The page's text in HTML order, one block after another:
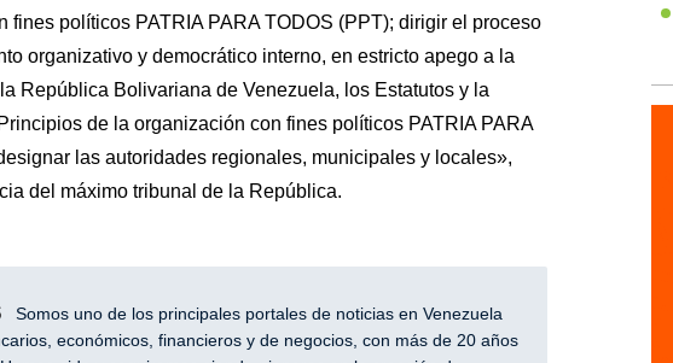
fines políticos PATRIA PARA TODOS (PPT); dirigir el proceso
organizativo y democrático interno, en estricto apego a la
República Bolivariana de Venezuela, los Estatutos y la
de la organización con fines políticos PATRIA PARA
las autoridades regionales, municipales y locales»,
del máximo tribunal de la República.
Somos uno de los principales portales de noticias en Venezuela
económicos, financieros y de negocios, con más de 20 años